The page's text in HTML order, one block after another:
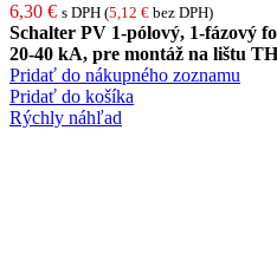
6,30 € s DPH (5,12 € bez DPH)
Schalter PV 1-pólový, 1-fázový
20-40 kA, pre montáž na lištu
Pridať do nákupného zoznamu
Pridať do košíka
Rýchly náhľad